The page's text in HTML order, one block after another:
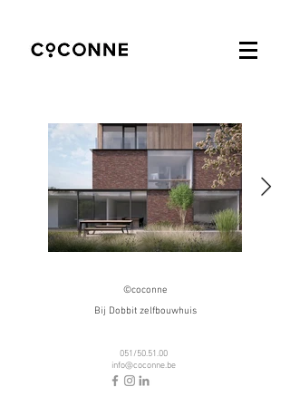
©coconne
Bij Dobbit zelfbouwhuis
051/50.51.00
info@coconne.be